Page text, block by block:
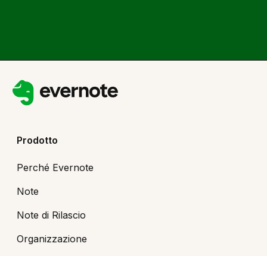
Prodotto
Perché Evernote
Note
Note di Rilascio
Organizzazione